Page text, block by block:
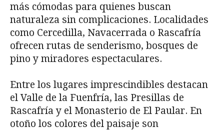
más cómodas para quienes buscan
naturaleza sin complicaciones. Localidades
como Cercedilla, Navacerrada o Rascafría
ofrecen rutas de senderismo, bosques de
pino y miradores espectaculares.
Entre los lugares imprescindibles destacan
el Valle de la Fuenfría, las Presillas de
Rascafría y el Monasterio de El Paular. En
otoño los colores del paisaje son